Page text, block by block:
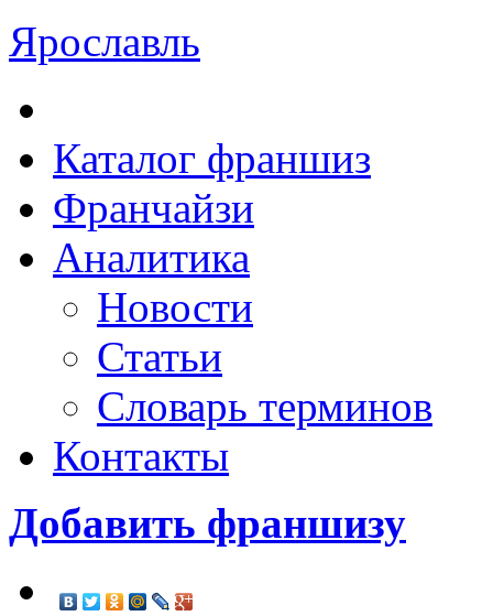
Ярославль
Каталог франшиз
Франчайзи
Аналитика
Новости
Статьи
Словарь терминов
Контакты
Добавить франшизу